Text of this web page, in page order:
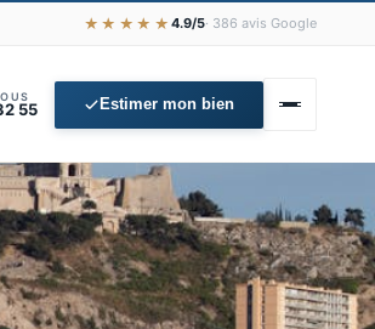
★★★★★ 4.9/5· 386 avis Google
55 Estimer mon bien